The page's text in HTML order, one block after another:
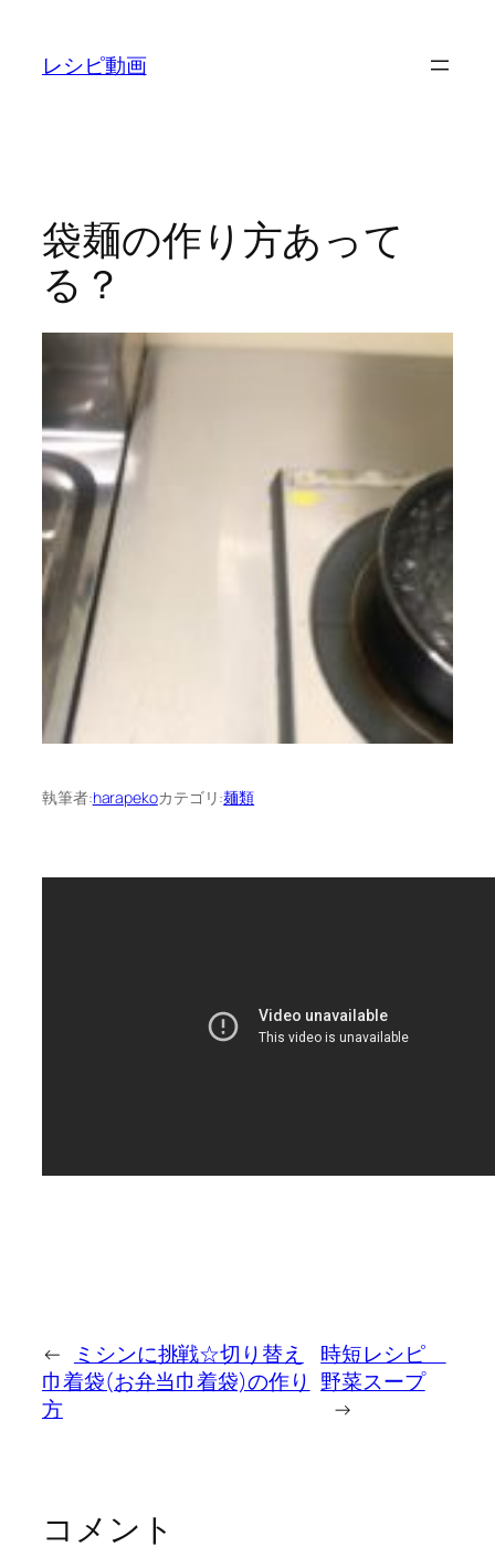
レシピ動画
袋麺の作り方あって
る？
執筆者:harapekoカテゴリ:麺類
←
ミシンに挑戦☆切り替え
巾着袋(お弁当巾着袋)の作り
方
時短レシピ
野菜スープ
→
コメント